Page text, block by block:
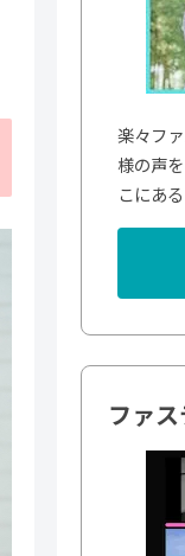
楽々フ
様の声
こにあ
ファ